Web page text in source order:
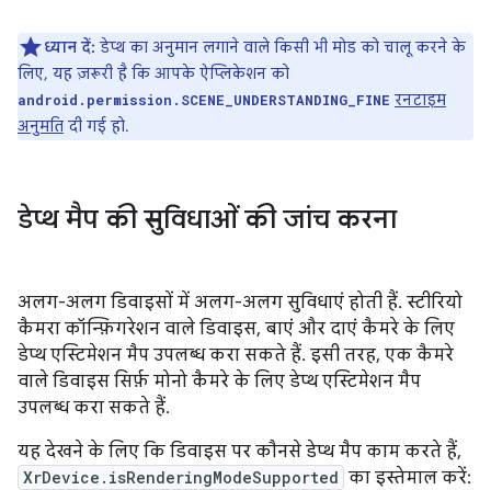
ध्यान दें: डेप्थ का अनुमान लगाने वाले किसी भी मोड को चालू करने के
लिए, यह ज़रूरी है कि आपके ऐप्लिकेशन को
android.permission.SCENE_UNDERSTANDING_FINE रनटाइम
अनुमति दी गई हो.
डेप्थ मैप की सुविधाओं की जांच करना
अलग-अलग डिवाइसों में अलग-अलग सुविधाएं होती हैं. स्टीरियो
कैमरा कॉन्फ़िगरेशन वाले डिवाइस, बाएं और दाएं कैमरे के लिए
डेप्थ एस्टिमेशन मैप उपलब्ध करा सकते हैं. इसी तरह, एक कैमरे
वाले डिवाइस सिर्फ़ मोनो कैमरे के लिए डेप्थ एस्टिमेशन मैप
उपलब्ध करा सकते हैं.
यह देखने के लिए कि डिवाइस पर कौनसे डेप्थ मैप काम करते हैं,
XrDevice.isRenderingModeSupported का इस्तेमाल करें: